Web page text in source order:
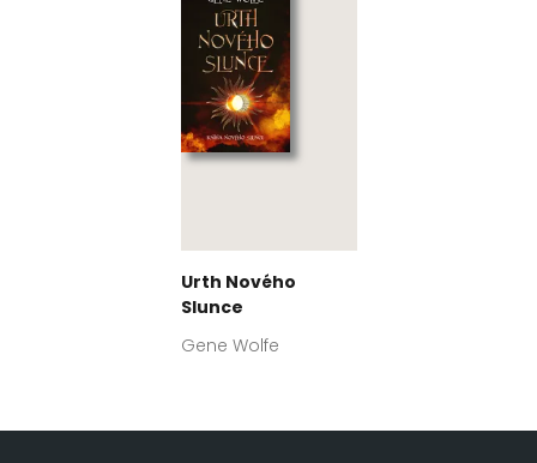
Urth Nového
Slunce
Gene Wolfe